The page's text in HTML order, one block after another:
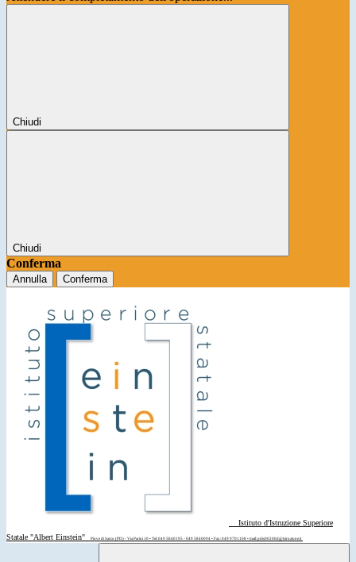
Chiudi
Chiudi
Conferma
Annulla Conferma
Istituto d'Istruzione Superiore
Statale "Albert Einstein"
Piove di Sacco (PD) - Via Parini 10 • Tel: 049 5840195 - 049 5840094 • Fax: 049 9701108 • mail: pdis00200d@istruzione.it